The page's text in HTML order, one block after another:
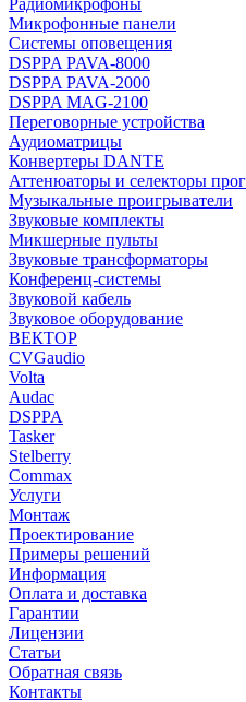
Радиомикрофоны
Микрофонные панели
Системы оповещения
DSPPA PAVA-8000
DSPPA PAVA-2000
DSPPA MAG-2100
Переговорные устройства
Аудиоматрицы
Конвертеры DANTE
Аттенюаторы и селекторы
Музыкальные проигрыватели
Звуковые комплекты
Микшерные пульты
Звуковые трансформаторы
Конференц-системы
Звуковой кабель
Звуковое оборудование
ВЕКТОР
CVGaudio
Volta
Audac
DSPPA
Tasker
Stelberry
Commax
Услуги
Монтаж
Проектирование
Примеры решений
Информация
Оплата и доставка
Гарантии
Лицензии
Статьи
Обратная связь
Контакты